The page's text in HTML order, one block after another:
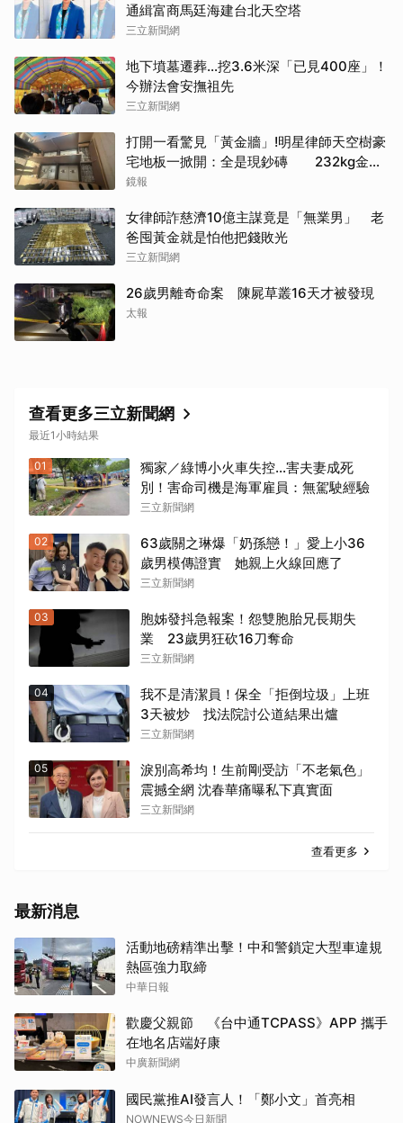
通緝富商馬廷海建台北天空塔
三立新聞網
地下墳墓遷葬…挖3.6米深「已見400座」！
今辦法會安撫祖先
三立新聞網
打開一看驚見「黃金牆」!明星律師天空樹豪
宅地板一掀開：全是現鈔磚 232kg金山
震撼影像曝
鏡報
女律師詐慈濟10億主謀竟是「無業男」 老
爸囤黃金就是怕他把錢敗光
三立新聞網
26歲男離奇命案 陳屍草叢16天才被發現
太報
查看更多三立新聞網
最近1小時結果
01
獨家／綠博小火車失控…害夫妻成死
別！害命司機是海軍雇員：無駕駛經驗
三立新聞網
02
63歲關之琳爆「奶孫戀！」愛上小36
歲男模傳證實 她親上火線回應了
三立新聞網
03
胞姊發抖急報案！怨雙胞胎兄長期失
業 23歲男狂砍16刀奪命
三立新聞網
04
我不是清潔員！保全「拒倒垃圾」上班
3天被炒 找法院討公道結果出爐
三立新聞網
05
淚別高希均！生前剛受訪「不老氣色」
震撼全網 沈春華痛曝私下真實面
三立新聞網
查看更多
最新消息
活動地磅精準出擊！中和警鎖定大型車違規
熱區強力取締
中華日報
歡慶父親節 《台中通TCPASS》APP 攜手
在地名店端好康
中廣新聞網
國民黨推AI發言人！「鄭小文」首亮相
NOWNEWS今日新聞